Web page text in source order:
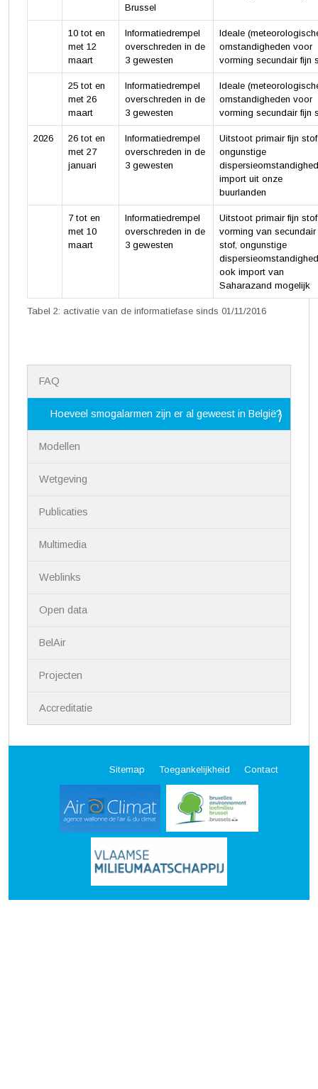
Tabel 2: activatie van de informatiefase sinds 01/11/2016
Brussel
10 tot en
met 12
maart
Informatiedrempel
overschreden in de
3 gewesten
Ideale
omstandigheden voor
vorming secundair fijn
25 tot en
met 26
maart
Informatiedrempel
overschreden in de
3 gewesten
Ideale
omstandigheden voor
vorming secundair fijn
2026
26 tot en
met 27
januari
Informatiedrempel
overschreden in de
3 gewesten
Uitstoot primair fijn
ongunstige
import uit onze
buurlanden
7 tot en
met 10
maart
Informatiedrempel
overschreden in de
3 gewesten
Uitstoot primair fijn
vorming van secundair
stof, ongunstige
ook import van
Saharazand mogelijk
v
FAQ
Hoeveel smogalarmen zijn er al geweest in België?
Modellen
Wetgeving
Publicaties
Multimedia
Weblinks
Open data
BelAir
Projecten
Accreditatie
Sitemap Toegankelijkheid Contact